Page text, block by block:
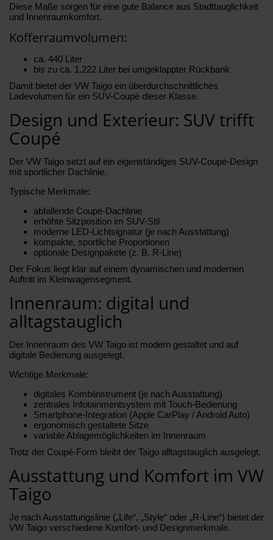
Diese Maße sorgen für eine gute Balance aus Stadttauglichkeit
und Innenraumkomfort.
Kofferraumvolumen:
ca. 440 Liter
bis zu ca. 1.222 Liter bei umgeklappter Rückbank
Damit bietet der VW Taigo ein überdurchschnittliches
Ladevolumen für ein SUV-Coupé dieser Klasse.
Design und Exterieur: SUV trifft
Coupé
Der VW Taigo setzt auf ein eigenständiges SUV-Coupé-Design
mit sportlicher Dachlinie.
Typische Merkmale:
abfallende Coupé-Dachlinie
erhöhte Sitzposition im SUV-Stil
moderne LED-Lichtsignatur (je nach Ausstattung)
kompakte, sportliche Proportionen
optionale Designpakete (z. B. R-Line)
Der Fokus liegt klar auf einem dynamischen und modernen
Auftritt im Kleinwagensegment.
Innenraum: digital und
alltagstauglich
Der Innenraum des VW Taigo ist modern gestaltet und auf
digitale Bedienung ausgelegt.
Wichtige Merkmale:
digitales Kombiinstrument (je nach Ausstattung)
zentrales Infotainmentsystem mit Touch-Bedienung
Smartphone-Integration (Apple CarPlay / Android Auto)
ergonomisch gestaltete Sitze
variable Ablagemöglichkeiten im Innenraum
Trotz der Coupé-Form bleibt der Taigo alltagstauglich ausgelegt.
Ausstattung und Komfort im VW
Taigo
Je nach Ausstattungslinie („Life“, „Style“ oder „R-Line“) bietet der
VW Taigo verschiedene Komfort- und Designmerkmale.